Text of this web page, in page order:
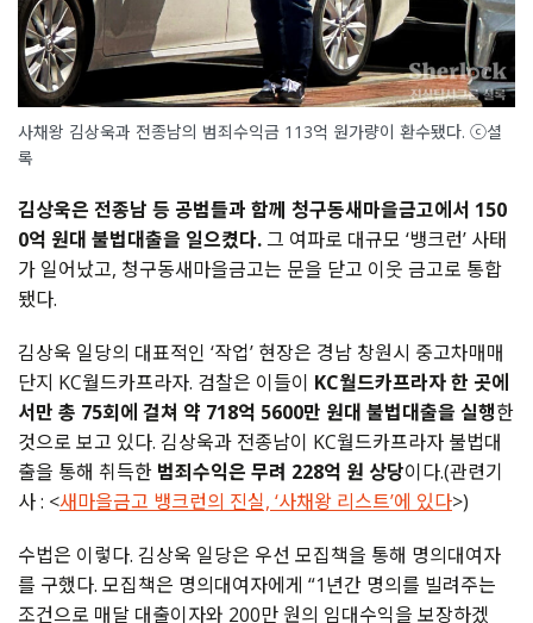
사채왕 김상욱과 전종남의 범죄수익금 113억 원가량이 환수됐다. ⓒ셜
록
김상욱은 전종남 등 공범들과 함께 청구동새마을금고에서 150
0억 원대 불법대출을 일으켰다. 그 여파로 대규모 ‘뱅크런’ 사태
가 일어났고, 청구동새마을금고는 문을 닫고 이웃 금고로 통합
됐다.
김상욱 일당의 대표적인 ‘작업’ 현장은 경남 창원시 중고차매매
단지 KC월드카프라자. 검찰은 이들이 KC월드카프라자 한 곳에
서만 총 75회에 걸쳐 약 718억 5600만 원대 불법대출을 실행한
것으로 보고 있다. 김상욱과 전종남이 KC월드카프라자 불법대
출을 통해 취득한 범죄수익은 무려 228억 원 상당이다.(관련기
사 : <새마을금고 뱅크런의 진실, ‘사채왕 리스트’에 있다>)
수법은 이렇다. 김상욱 일당은 우선 모집책을 통해 명의대여자
를 구했다. 모집책은 명의대여자에게 “1년간 명의를 빌려주는
조건으로 매달 대출이자와 200만 원의 임대수익을 보장하겠